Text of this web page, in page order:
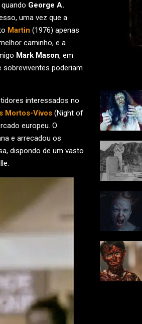
George A.
uma vez que a
Martin (1976) apenas
caminho, e a
Mark Mason, em
poderiam
interessados no
Mortos-Vivos (Night of
europeu. O
e arrecadou os
dispondo de um vasto